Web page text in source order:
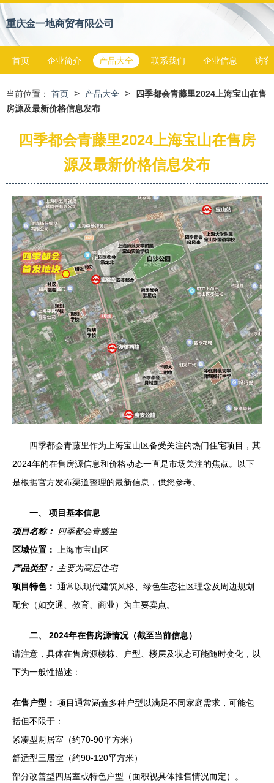
重庆金一地商贸有限公司
首页 企业简介 产品大全 联系我们 企业信息 访客
当前位置： 首页 > 产品大全 >
四季都会青藤里2024上海宝山在售
房源及最新价格信息发布
四季都会青藤里2024上海宝山在售房
源及最新价格信息发布
四季都会青藤里作为上海宝山区备受关注的热门住宅项目，其
2024年的在售房源信息和价格动态一直是市场关注的焦点。以下
是根据官方发布渠道整理的最新信息，供您参考。
一、 项目基本信息
项目名称：
四季都会青藤里
区域位置：
上海市宝山区
产品类型：
主要为高层住宅
项目特色： 通常以现代建筑风格、绿色生态社区理念及周边规划
配套（如交通、教育、商业）为主要卖点。
二、 2024年在售房源情况（截至当前信息）
请注意，具体在售房源楼栋、户型、楼层及状态可能随时变化，以
下为一般性描述：
在售户型： 项目通常涵盖多种户型以满足不同家庭需求，可能包
括但不限于：
紧凑型两居室（约70-90平方米）
舒适型三居室（约90-120平方米）
部分改善型四居室或特色户型（面积视具体推售情况而定）。